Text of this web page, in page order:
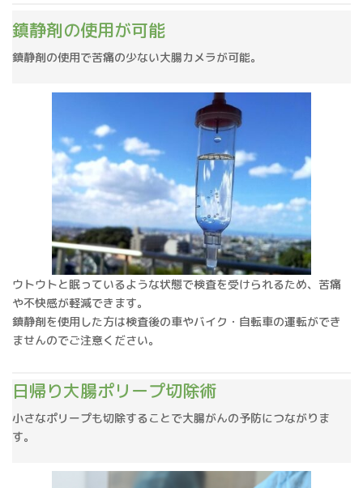
鎮静剤の使用が可能
鎮静剤の使用で苦痛の少ない大腸カメラが可能。
ウトウトと眠っているような状態で検査を受けられるため、苦痛
や不快感が軽減できます。
鎮静剤を使用した方は検査後の車やバイク・自転車の運転ができ
ませんのでご注意ください。
日帰り大腸ポリープ切除術
小さなポリープも切除することで大腸がんの予防につながりま
す。